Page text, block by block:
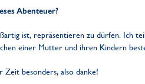
Abenteuer?
ist, repräsentieren zu dürfen. Ich
einer Mutter und ihren Kindern
Zeit besonders, also danke!